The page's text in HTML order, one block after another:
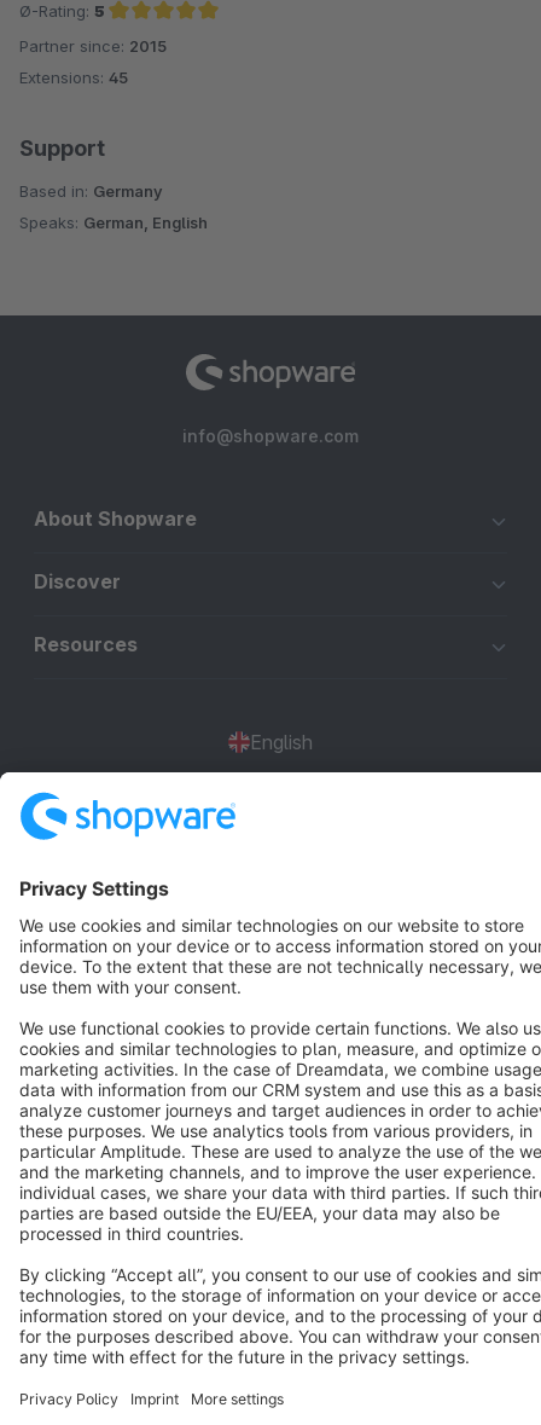
Ø-Rating: 5
Average rating of 5 out of 5 stars
Partner since: 2015
Extensions: 45
Support
Based in: Germany
Speaks: German, English
info@shopware.com
About Shopware
Discover
Resources
English
Terms & Conditions Privacy Legal notice
Cookie settings
Notice: * All prices are quoted net of the statutory value-added tax